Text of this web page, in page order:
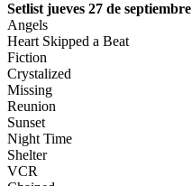
Setlist jueves 27 de septiembre
Angels
Heart Skipped a Beat
Fiction
Crystalized
Missing
Reunion
Sunset
Night Time
Shelter
VCR